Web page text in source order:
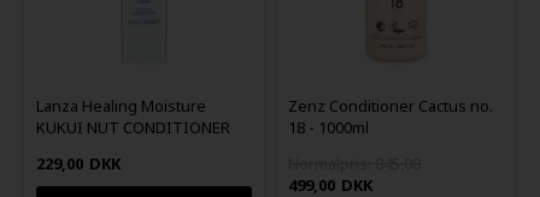
Lanza Healing Moisture
KUKUI NUT CONDITIONER
229,00 DKK
Zenz Conditioner Cactus no.
18 - 1000ml
499,00 DKK